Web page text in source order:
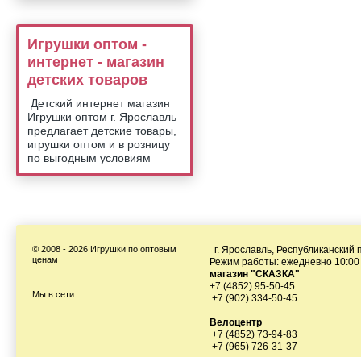
Игрушки оптом -
интернет - магазин
детских товаров
Детский интернет магазин
Игрушки оптом г. Ярославль
предлагает детские товары,
игрушки оптом и в розницу
по выгодным условиям
© 2008 - 2026 Игрушки по оптовым
ценам
Мы в сети:
г. Ярославль, Республиканский
Режим работы: ежедневно 10:00
магазин "СКАЗКА"
+7 (4852) 95-50-45
+7 (902) 334-50-45
Велоцентр
+7 (4852) 73-94-83
+7 (965) 726-31-37